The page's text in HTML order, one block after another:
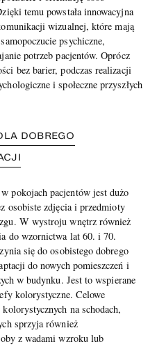
temu powstała innowacyjna
wizualnej, które mają
psychiczne,
potrzeb pacjentów. Oprócz
bez barier, podczas realizacji
i społeczne przyszłych
DOBREGO
pokojach pacjentów jest dużo
osobiste zdjęcia i przedmioty
W wystroju wnętrz również
do wzornictwa lat 60. i 70.
się do osobistego dobrego
do nowych pomieszczeń i
w budynku. Jest to wspierane
kolorystyczne. Celowe
na schodach,
sprzyja również
z wadami wzroku lub